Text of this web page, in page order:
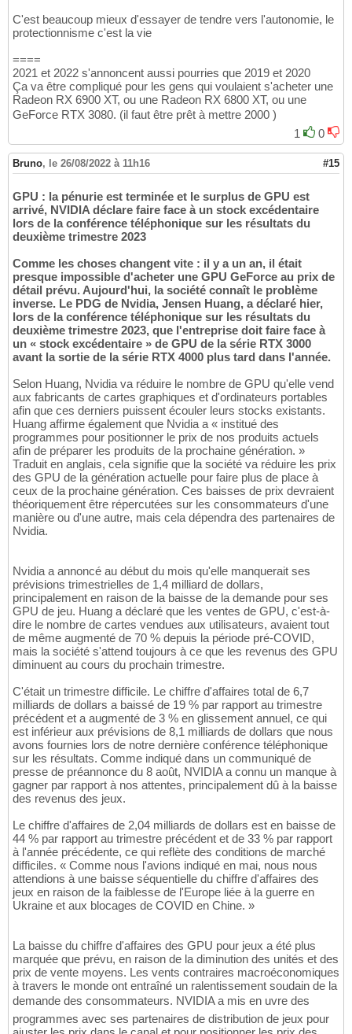
C'est beaucoup mieux d'essayer de tendre vers l'autonomie, le
protectionnisme c'est la vie
====
2021 et 2022 s'annoncent aussi pourries que 2019 et 2020
Ça va être compliqué pour les gens qui voulaient s'acheter une
Radeon RX 6900 XT, ou une Radeon RX 6800 XT, ou une
GeForce RTX 3080. (il faut être prêt à mettre 2000 )
1
0
Bruno, le 26/08/2022 à 11h16 #15
GPU : la pénurie est terminée et le surplus de GPU est
arrivé, NVIDIA déclare faire face à un stock excédentaire
lors de la conférence téléphonique sur les résultats du
deuxième trimestre 2023
Comme les choses changent vite : il y a un an, il était
presque impossible d'acheter une GPU GeForce au prix de
détail prévu. Aujourd'hui, la société connaît le problème
inverse. Le PDG de Nvidia, Jensen Huang, a déclaré hier,
lors de la conférence téléphonique sur les résultats du
deuxième trimestre 2023, que l'entreprise doit faire face à
un « stock excédentaire » de GPU de la série RTX 3000
avant la sortie de la série RTX 4000 plus tard dans l'année.
Selon Huang, Nvidia va réduire le nombre de GPU qu'elle vend
aux fabricants de cartes graphiques et d'ordinateurs portables
afin que ces derniers puissent écouler leurs stocks existants.
Huang affirme également que Nvidia a « institué des
programmes pour positionner le prix de nos produits actuels
afin de préparer les produits de la prochaine génération. »
Traduit en anglais, cela signifie que la société va réduire les prix
des GPU de la génération actuelle pour faire plus de place à
ceux de la prochaine génération. Ces baisses de prix devraient
théoriquement être répercutées sur les consommateurs d'une
manière ou d'une autre, mais cela dépendra des partenaires de
Nvidia.
Nvidia a annoncé au début du mois qu'elle manquerait ses
prévisions trimestrielles de 1,4 milliard de dollars,
principalement en raison de la baisse de la demande pour ses
GPU de jeu. Huang a déclaré que les ventes de GPU, c'est-à-
dire le nombre de cartes vendues aux utilisateurs, avaient tout
de même augmenté de 70 % depuis la période pré-COVID,
mais la société s'attend toujours à ce que les revenus des GPU
diminuent au cours du prochain trimestre.
C'était un trimestre difficile. Le chiffre d'affaires total de 6,7
milliards de dollars a baissé de 19 % par rapport au trimestre
précédent et a augmenté de 3 % en glissement annuel, ce qui
est inférieur aux prévisions de 8,1 milliards de dollars que nous
avons fournies lors de notre dernière conférence téléphonique
sur les résultats. Comme indiqué dans un communiqué de
presse de préannonce du 8 août, NVIDIA a connu un manque à
gagner par rapport à nos attentes, principalement dû à la baisse
des revenus des jeux.
Le chiffre d'affaires de 2,04 milliards de dollars est en baisse de
44 % par rapport au trimestre précédent et de 33 % par rapport
à l'année précédente, ce qui reflète des conditions de marché
difficiles. « Comme nous l'avions indiqué en mai, nous nous
attendions à une baisse séquentielle du chiffre d'affaires des
jeux en raison de la faiblesse de l'Europe liée à la guerre en
Ukraine et aux blocages de COVID en Chine. »
La baisse du chiffre d'affaires des GPU pour jeux a été plus
marquée que prévu, en raison de la diminution des unités et des
prix de vente moyens. Les vents contraires macroéconomiques
à travers le monde ont entraîné un ralentissement soudain de la
demande des consommateurs. NVIDIA a mis en uvre des
programmes avec ses partenaires de distribution de jeux pour